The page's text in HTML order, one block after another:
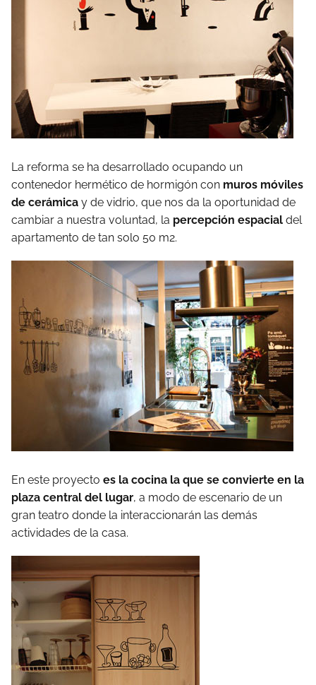
La reforma se ha desarrollado ocupando un
contenedor hermético de hormigón con muros móviles
de cerámica y de vidrio, que nos da la oportunidad de
cambiar a nuestra voluntad, la percepción espacial del
apartamento de tan solo 50 m2.
En este proyecto es la cocina la que se convierte en la
plaza central del lugar, a modo de escenario de un
gran teatro donde la interaccionarán las demás
actividades de la casa.